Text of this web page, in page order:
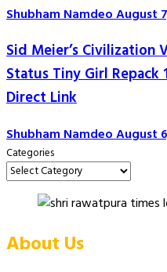
Shubham NamdeoAugust
Sid Meier’s Civilization
Status Tiny Girl
Direct Link
Shubham NamdeoAugust
Categories
About Us